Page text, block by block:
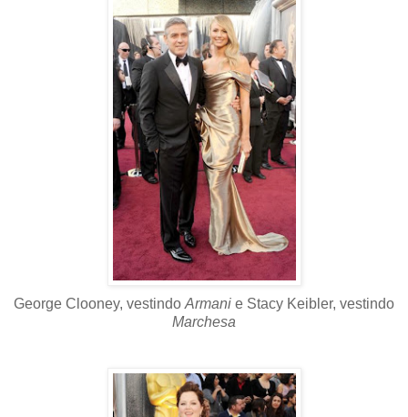
George Clooney, vestindo Armani e Stacy Keibler, vestindo
Marchesa